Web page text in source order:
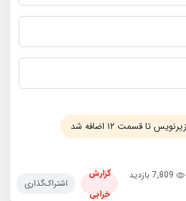
7,809 بازدید
گزارش
خرابی
اشتراک‌گذاری